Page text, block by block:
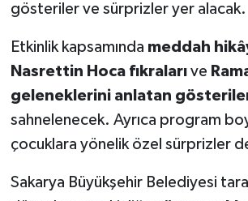
gösteriler ve sürprizler yer alacak.
Etkinlik kapsamında meddah
Nasrettin Hoca fıkralarıve
geleneklerini anlatan
sahnelenecek. Ayrıca program
çocuklara yönelik özel sürprizler
Sakarya Büyükşehir Belediyesi